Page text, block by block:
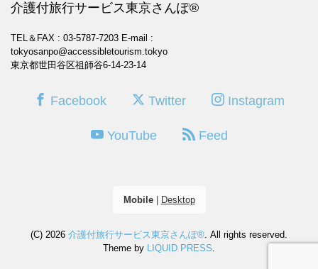
介護付旅行サービス東京さんぽ®
TEL＆FAX : 03-5787-7203 E-mail :
tokyosanpo@accessibletourism.tokyo
東京都世田谷区祖師谷6-14-23-14
Facebook Twitter Instagram
YouTube Feed
Mobile| Desktop
(C) 2026 介護付旅行サービス東京さんぽ®. All rights reserved.
Theme by LIQUID PRESS.